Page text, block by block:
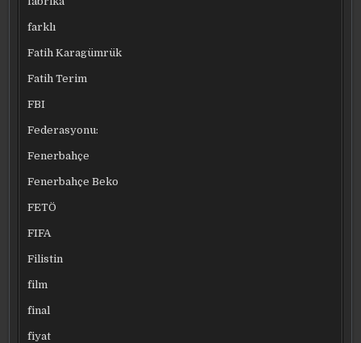
farklı
Fatih Karagümrük
Fatih Terim
FBI
Federasyonu:
Fenerbahçe
Fenerbahçe Beko
FETÖ
FIFA
Filistin
film
final
fiyat